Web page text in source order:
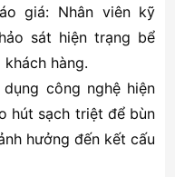
giá: Nhân viên kỹ
sát hiện trạng bể
hàng.
công nghệ hiện
hút sạch triệt để bùn
hưởng đến kết cấu